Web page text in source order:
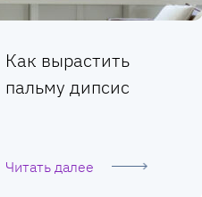
Как вырастить
пальму дипсис
Читать далее